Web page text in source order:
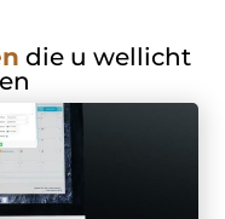
die u wellicht